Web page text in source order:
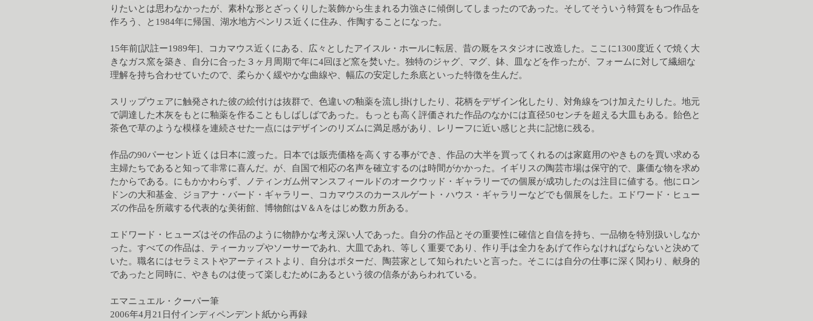
りたいとは思わなかったが、素朴な形とざっくりした装飾から生まれる力強さに傾倒してしまったのであった。そしてそういう特質をもつ作品を
作ろう、と1984年に帰国、湖水地方ペンリス近くに住み、作陶することになった。
15年前[訳註ー1989年]、コカマウス近くにある、広々としたアイスル・ホールに転居、昔の厩をスタジオに改造した。ここに1300度近くで焼く大
きなガス窯を築き、自分に合った３ヶ月周期で年に4回ほど窯を焚いた。独特のジャグ、マグ、鉢、皿などを作ったが、フォームに対して繊細な
理解を持ち合わせていたので、柔らかく緩やかな曲線や、幅広の安定した糸底といった特徴を生んだ。
スリップウェアに触発された彼の絵付けは抜群で、色違いの釉薬を流し掛けしたり、花柄をデザイン化したり、対角線をつけ加えたりした。地元
で調達した木灰をもとに釉薬を作ることもしばしばであった。もっとも高く評価された作品のなかには直径50センチを超える大皿もある。飴色と
茶色で草のような模様を連続させた一点にはデザインのリズムに満足感があり、レリーフに近い感じと共に記憶に残る。
作品の90パーセント近くは日本に渡った。日本では販売価格を高くする事ができ、作品の大半を買ってくれるのは家庭用のやきものを買い求める
主婦たちであると知って非常に喜んだ。が、自国で相応の名声を確立するのは時間がかかった。イギリスの陶芸市場は保守的で、廉価な物を求め
たからである。にもかかわらず、ノティンガム州マンスフィールドのオークウッド・ギャラリーでの個展が成功したのは注目に値する。他にロン
ドンの大和基金、ジョアナ・バード・ギャラリー、コカマウスのカースルゲート・ハウス・ギャラリーなどでも個展をした。エドワード・ヒュー
ズの作品を所蔵する代表的な美術館、博物館はV＆Aをはじめ数カ所ある。
エドワード・ヒューズはその作品のように物静かな考え深い人であった。自分の作品とその重要性に確信と自信を持ち、一品物を特別扱いしなか
った。すべての作品は、ティーカップやソーサーであれ、大皿であれ、等しく重要であり、作り手は全力をあげて作らなければならないと決めて
いた。職名にはセラミストやアーティストより、自分はポターだ、陶芸家として知られたいと言った。そこには自分の仕事に深く関わり、献身的
であったと同時に、やきものは使って楽しむためにあるという彼の信条があらわれている。
エマニュエル・クーパー筆
2006年4月21日付インディペンデント紙から再録